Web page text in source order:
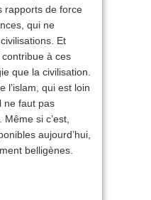
rapports de force
qui ne
Et
contribue à ces
que la civilisation.
l’islam, qui est loin
ne faut pas
si c’est,
aujourd’hui,
belligènes.